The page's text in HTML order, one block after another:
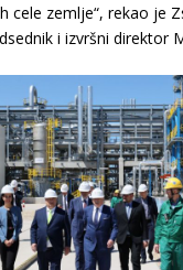
cele zemlje“, rekao je
i izvršni direktor